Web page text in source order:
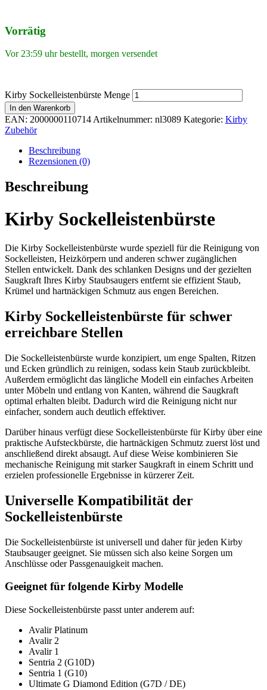
Vorrätig
Vor 23:59 uhr bestellt, morgen versendet
Kirby Sockelleistenbürste Menge
In den Warenkorb
EAN: 2000000110714 Artikelnummer: nl3089 Kategorie: Kirby
Zubehör
Beschreibung
Rezensionen (0)
Beschreibung
Kirby Sockelleistenbürste
Die Kirby Sockelleistenbürste wurde speziell für die Reinigung von
Sockelleisten, Heizkörpern und anderen schwer zugänglichen
Stellen entwickelt. Dank des schlanken Designs und der gezielten
Saugkraft Ihres Kirby Staubsaugers entfernt sie effizient Staub,
Krümel und hartnäckigen Schmutz aus engen Bereichen.
Kirby Sockelleistenbürste für schwer
erreichbare Stellen
Die Sockelleistenbürste wurde konzipiert, um enge Spalten, Ritzen
und Ecken gründlich zu reinigen, sodass kein Staub zurückbleibt.
Außerdem ermöglicht das längliche Modell ein einfaches Arbeiten
unter Möbeln und entlang von Kanten, während die Saugkraft
optimal erhalten bleibt. Dadurch wird die Reinigung nicht nur
einfacher, sondern auch deutlich effektiver.
Darüber hinaus verfügt diese Sockelleistenbürste für Kirby über eine
praktische Aufsteckbürste, die hartnäckigen Schmutz zuerst löst und
anschließend direkt absaugt. Auf diese Weise kombinieren Sie
mechanische Reinigung mit starker Saugkraft in einem Schritt und
erzielen professionelle Ergebnisse in kürzerer Zeit.
Universelle Kompatibilität der
Sockelleistenbürste
Die Sockelleistenbürste ist universell und daher für jeden Kirby
Staubsauger geeignet. Sie müssen sich also keine Sorgen um
Anschlüsse oder Passgenauigkeit machen.
Geeignet für folgende Kirby Modelle
Diese Sockelleistenbürste passt unter anderem auf:
Avalir Platinum
Avalir 2
Avalir 1
Sentria 2 (G10D)
Sentria 1 (G10)
Ultimate G Diamond Edition (G7D / DE)